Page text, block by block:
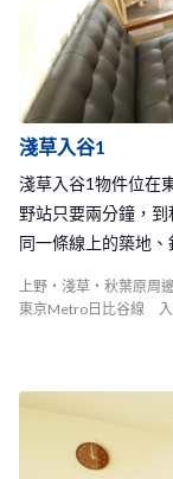
淺草入谷1
淺草入谷1物件位在
野站只要兩分鐘，
同一條線上的築地
以隨時到淺草去散步
裡體驗到傳統日式
天婦羅或是海鮮丼
裡也是一個相當有
上野・淺草・秋葉原周邊
東京Metro日比谷線